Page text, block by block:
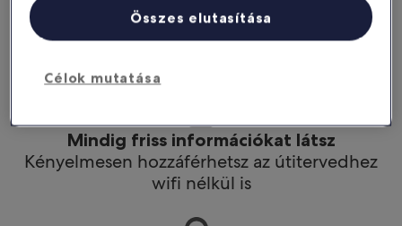
Még többet spórolhatsz
Az applikációban kedvezményeket kapsz
Mindig friss információkat látsz
Kényelmesen hozzáférhetsz az útitervedhez
wifi nélkül is
Célok mutatása
Összes elutasítása